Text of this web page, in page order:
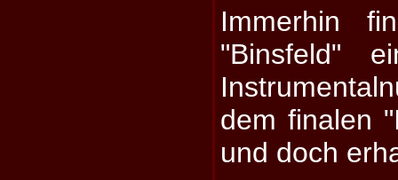
Immerhin
"Binsfeld"
dem finalen
und doch